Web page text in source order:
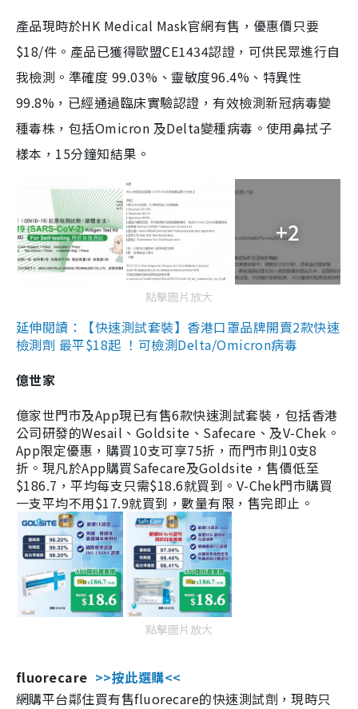
產品現時於HK Medical Mask官網有售，優惠價只要
$18/件。產品已獲得歐盟CE1434認證，可供民眾進行自
我檢測。準確度 99.03%、靈敏度96.4%、特異性
99.8%，已經通過臨床實驗認證，有效檢測新冠病毒變
種毒株，包括Omicron 及Delta變種病毒。使用鼻拭子
樣本，15分鐘知結果。
+2
點擊圖片放大
延伸閱讀：【快速測試套裝】香港口罩品牌開賣2款快速
檢測劑 最平$18起 ！可檢測Delta/Omicron病毒
億世家
億家世門市及App現已有售6款快速測試套裝，包括香港
公司研發的Wesail、Goldsite、Safecare、及V-Chek。
App限定優惠，購買10支可享75折，而門市則10支8
折。現凡於App購買Safecare及Goldsite，售價低至
$186.7，平均每支只需$18.6就買到。V-Chek門市購買
一支平均不用$17.9就買到，數量有限，售完即止。
點擊圖片放大
fluorecare >>按此選購<<
網購平台鄰住買有售fluorecare的快速測試劑，現時只